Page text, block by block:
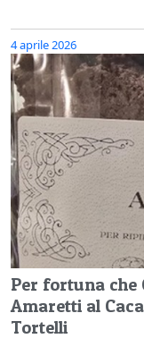
4 aprile 2026
Per fortuna che
Amaretti al
Tortelli